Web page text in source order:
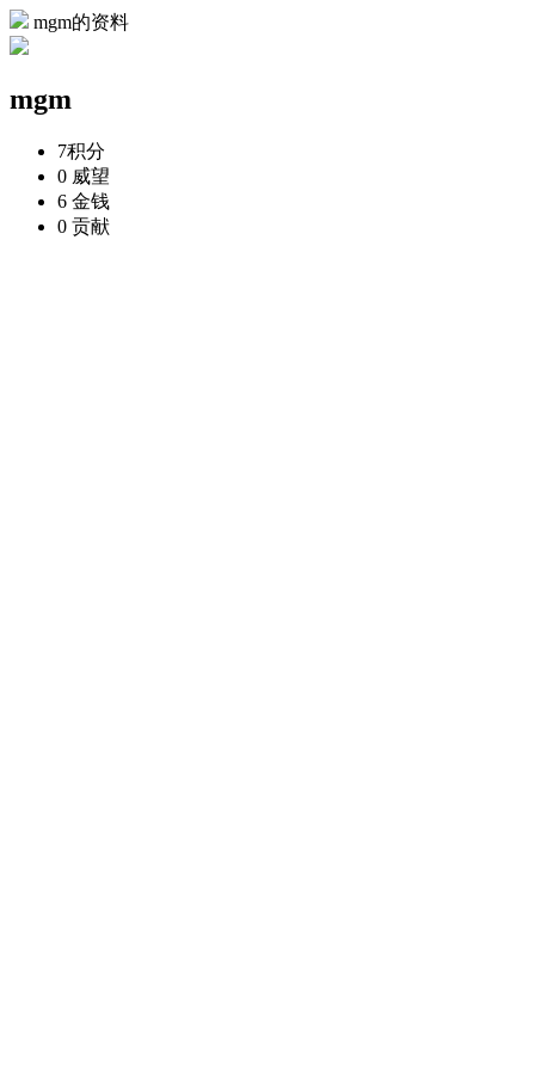
mgm的资料
mgm
7积分
0 威望
6 金钱
0 贡献